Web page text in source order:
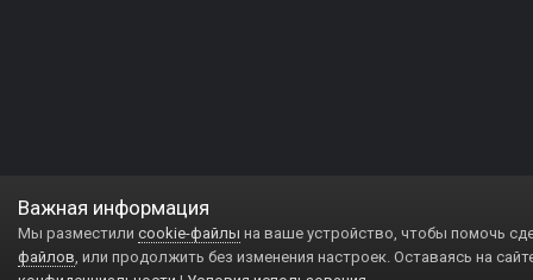
Важная информация
Мы разместили cookie-файлы на ваше устройство, чтобы помочь
файлов, или продолжить без изменения настроек. Оставаясь на